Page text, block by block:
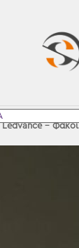
Ledvance – Φακοί